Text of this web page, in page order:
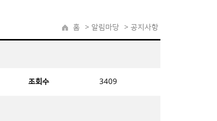
> 공지사항
> 알림마당
홈
조회수 3409